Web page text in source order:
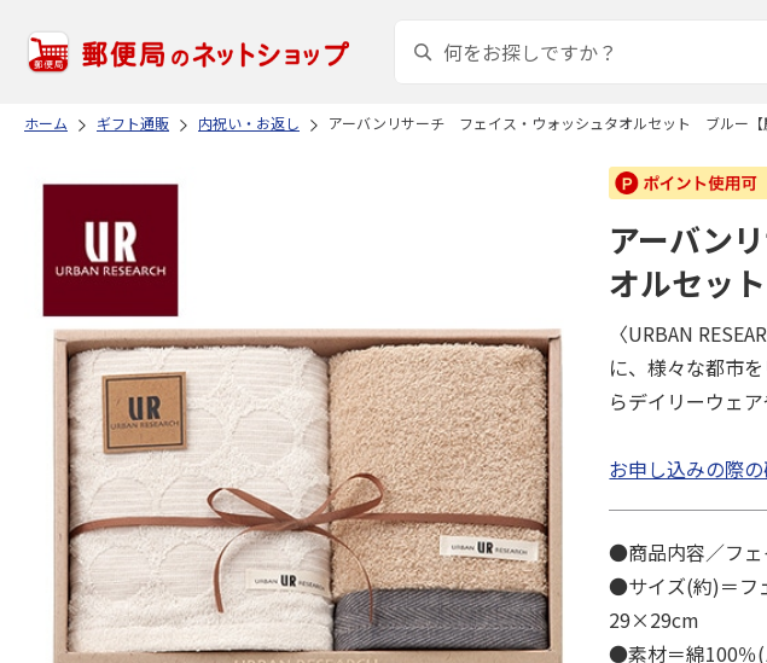
ホーム ギフト通販 内祝い・お返し アーバンリサーチ フェイス・ウォッシュタオルセット ブルー【
アーバン
オルセッ
〈URBAN
に、様々な都市
らデイリーウェ
お申し込みの際
●商品内容／フ
●サイズ(約)＝フ
29×29cm
●素材＝綿100％(